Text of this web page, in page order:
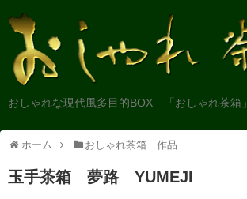
おしゃれな現代風多目的BOX 「おしゃれ茶箱」
ホーム おしゃれ茶箱 作品
玉手茶箱 夢路 YUMEJI